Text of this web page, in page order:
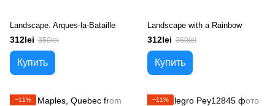
Landscape. Arques-la-Bataille
312lei 350lei
Купить
Landscape with a Rainbow
312lei 350lei
Купить
−11% −11%